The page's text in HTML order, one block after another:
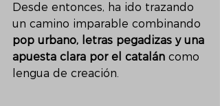
Desde entonces, ha ido trazando
un camino imparable combinando
pop urbano, letras pegadizas y una
apuesta clara por el catalán como
lengua de creación.